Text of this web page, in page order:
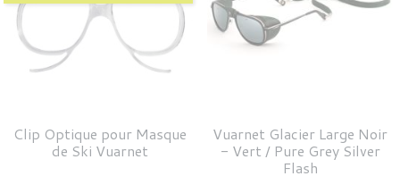
Clip Optique pour Masque
de Ski Vuarnet
Vuarnet Glacier Large Noir
- Vert / Pure Grey Silver
Flash